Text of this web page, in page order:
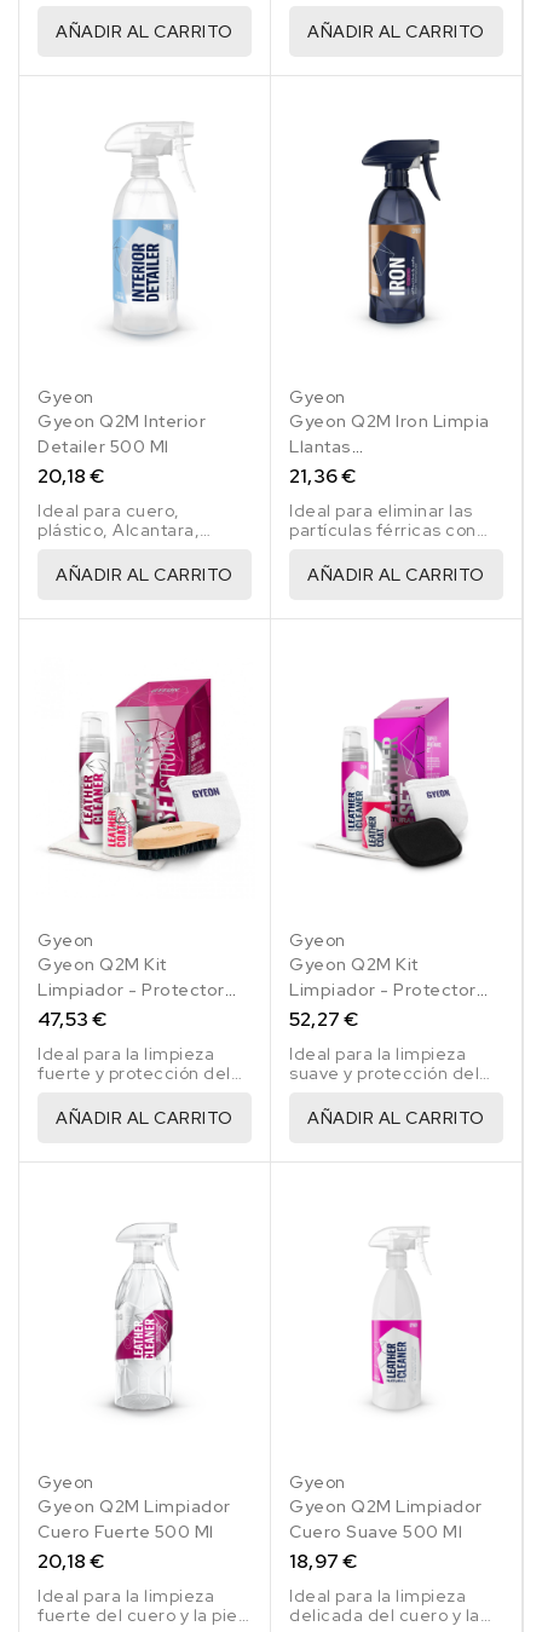
intenso.
AÑADIR AL CARRITO
insectos, etc...
AÑADIR AL CARRITO
Gyeon
Gyeon Q2M Interior
Detailer 500 Ml
20,18 €
Ideal para cuero,
plástico, Alcantara,
de molduras interiores,
acabado mate y no
AÑADIR AL CARRITO
Gyeon
Gyeon Q2M Iron Limpia
Llantas
Descontaminador 500
21,36 €
Ideal para eliminar las
partículas férricas con
llantas
AÑADIR AL CARRITO
Gyeon
Gyeon Q2M Kit
Limpiador - Protector
Cuero Fuerte
47,53 €
Ideal para la limpieza
fuerte y protección del
coche
AÑADIR AL CARRITO
Gyeon
Gyeon Q2M Kit
Limpiador - Protector
Cuero Natural
52,27 €
Ideal para la limpieza
suave y protección del
coche.
AÑADIR AL CARRITO
Gyeon
Gyeon Q2M Limpiador
Cuero Fuerte 500 Ml
20,18 €
Ideal para la limpieza
fuerte del cuero y la piel
Gyeon
Gyeon Q2M Limpiador
Cuero Suave 500 Ml
18,97 €
Ideal para la limpieza
delicada del cuero y la